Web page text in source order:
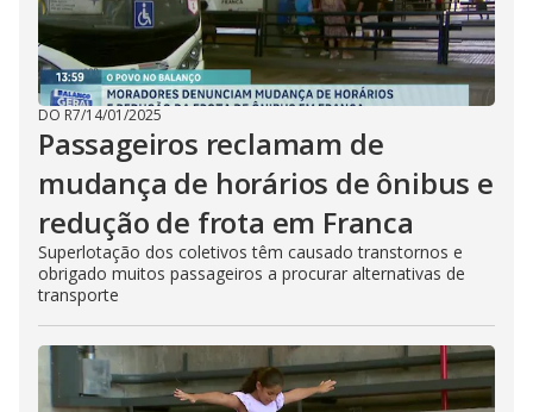
DO R7/14/01/2025
Passageiros reclamam de
mudança de horários de ônibus e
redução de frota em Franca
Superlotação dos coletivos têm causado transtornos e
obrigado muitos passageiros a procurar alternativas de
transporte